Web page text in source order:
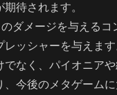
待されます。
ダメージを与えるコ
ッシャーを与えます
でなく、パイオニア
、今後のメタゲーム